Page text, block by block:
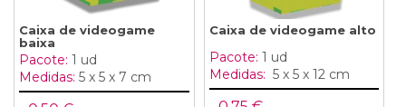
Caixa de videogame
baixa
Pacote: 1 ud
Medidas: 5 x 5 x 7 cm
Caixa de videogame alto
Pacote: 1 ud
Medidas: 5 x 5 x 12 cm